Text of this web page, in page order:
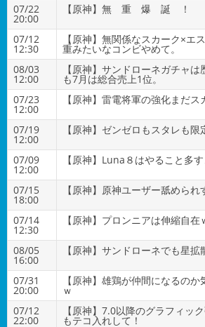
07/22
20:00
【原神】無 重 爆 誕 ！
07/12
12:30
【原神】無関係なスカーク×エ
重みたいなコンビやめて。
08/03
12:00
【原神】サンドローネガチャ
も7月は総合売上1位。
07/23
12:00
【原神】雷電将軍の強化まだス
07/19
12:00
【原神】ゼンゼロもスタレも
07/09
12:00
【原神】Luna８はやること多
07/15
18:00
【原神】原神ユーザー舐めら
07/14
12:30
【原神】プロンニアは伸縮自在
08/05
16:00
【原神】サンドローネでも星拡
07/31
20:00
【原神】雄鶏が仲間になるの
ｗ
07/12
22:00
【原神】7.0以降のグラフィッ
もテコ入れして！